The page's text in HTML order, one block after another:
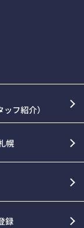
ッフ紹介）
幌
録